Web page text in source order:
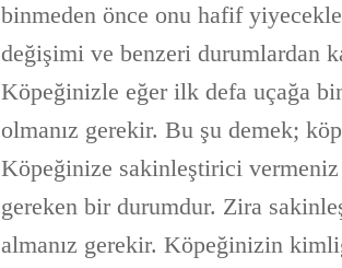
binmeden önce onu hafif
değişimi ve benzeri durumlardan
Köpeğinizle eğer ilk defa uçağa
olmanız gerekir. Bu şu demek;
Köpeğinize sakinleştirici vermeniz
gereken bir durumdur. Zira
almanız gerekir. Köpeğinizin